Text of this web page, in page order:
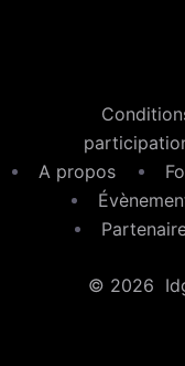
A propos
© 2026